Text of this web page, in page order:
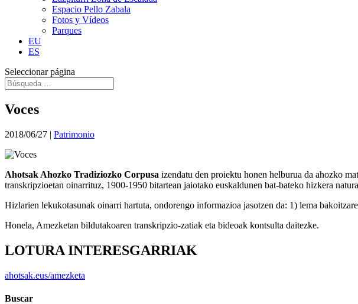
Espacio Pello Zabala
Fotos y Vídeos
Parques
EU
ES
Seleccionar página
Voces
2018/06/27 | Patrimonio
Ahotsak Ahozko Tradiziozko Corpusa izendatu den proiektu honen helburua da ahozko
transkripzioetan oinarrituz, 1900-1950 bitartean jaiotako euskaldunen bat-bateko hizkera
Hizlarien lekukotasunak oinarri hartuta, ondorengo informazioa jasotzen da: 1) lema
Honela, Amezketan bildutakoaren transkripzio-zatiak eta bideoak kontsulta daitezke.
LOTURA INTERESGARRIAK
ahotsak.eus/amezketa
Buscar